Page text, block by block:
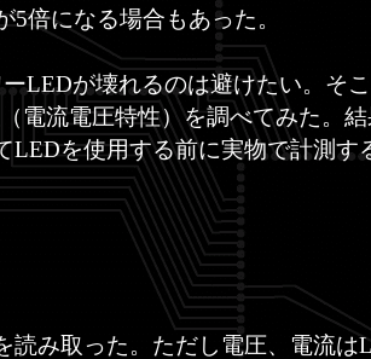
倍になる場合もあった。
LEDが壊れるのは避けたい。そ
電流電圧特性）を調べてみた。
LEDを使用する前に実物で計測す
み取った。ただし電圧、電流は